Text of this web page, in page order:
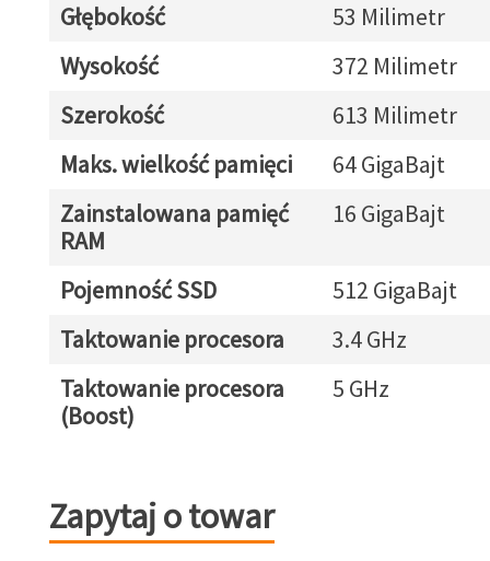
Głębokość
53 Milimetr
Wysokość
372 Milimetr
Szerokość
613 Milimetr
Maks. wielkość pamięci
64 GigaBajt
Zainstalowana pamięć
RAM
16 GigaBajt
Pojemność SSD
512 GigaBajt
Taktowanie procesora
3.4 GHz
Taktowanie procesora
(Boost)
5 GHz
Zapytaj o towar
Zapytaj o towar